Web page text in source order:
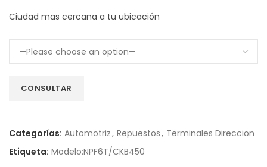
Ciudad mas cercana a tu ubicación
Categorías: Automotriz, Repuestos, Terminales Direccion
Etiqueta: Modelo:NPF6T/CKB450